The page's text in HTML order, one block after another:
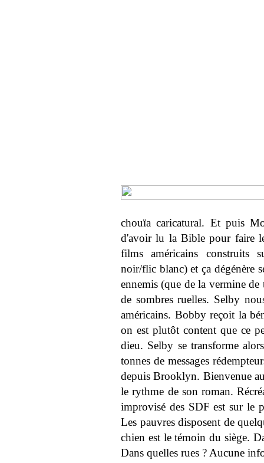
chouïa caricatural. Et puis
d'avoir lu la Bible pour faire
films américains construits
noir/flic blanc) et ça dégénère
ennemis (que de la vermine
de sombres ruelles. Selby
américains. Bobby reçoit la
on est plutôt content que ce
dieu. Selby se transforme
tonnes de messages
depuis Brooklyn. Bienvenue
le rythme de son roman.
improvisé des SDF est sur le
Les pauvres disposent de
chien est le témoin du siège.
Dans quelles rues ? Aucune